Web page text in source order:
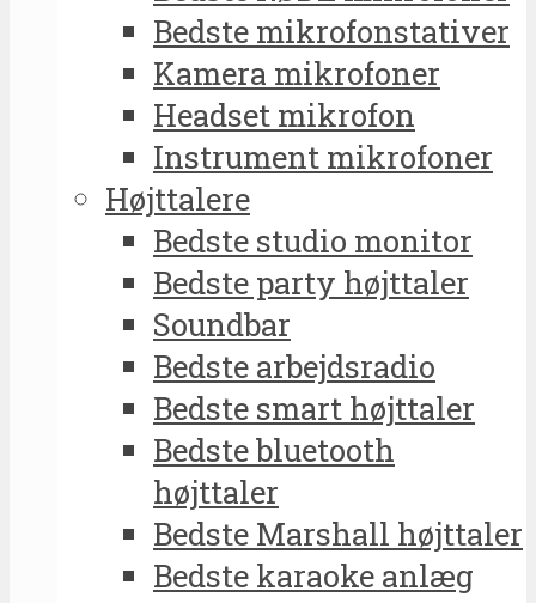
Bedste mikrofonstativer
Kamera mikrofoner
Headset mikrofon
Instrument mikrofoner
Højttalere
Bedste studio monitor
Bedste party højttaler
Soundbar
Bedste arbejdsradio
Bedste smart højttaler
Bedste bluetooth
højttaler
Bedste Marshall højttaler
Bedste karaoke anlæg